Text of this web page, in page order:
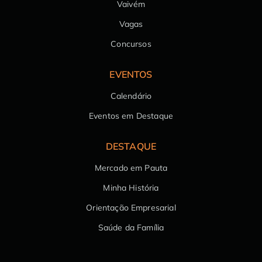
Vaivém
Vagas
Concursos
EVENTOS
Calendário
Eventos em Destaque
DESTAQUE
Mercado em Pauta
Minha História
Orientação Empresarial
Saúde da Família